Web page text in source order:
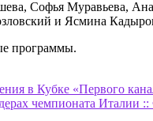
Софья Муравьева,
и Ясмина
программы.
в Кубке «Первого
чемпионата Италии